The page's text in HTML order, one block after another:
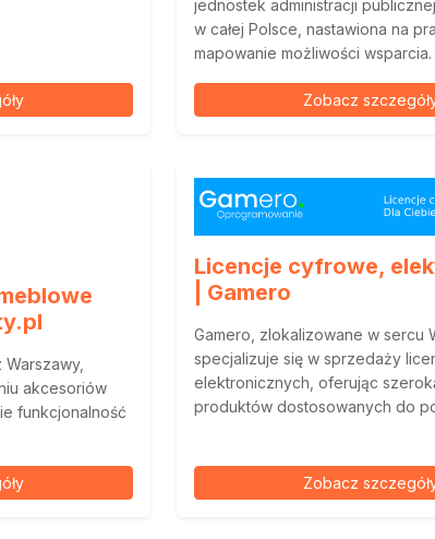
jednostek administracji
w całej Polsce, nastawiona na
mapowanie możliwości wsparcia.
Zobacz
Warszawy,
akcesoriów
funkcjonalność
Licencje cyfrowe,
| Gamero
Gamero, zlokalizowane w sercu
specjalizuje się w sprzedaży
elektronicznych, oferując
produktów dostosowanych do
Zobacz